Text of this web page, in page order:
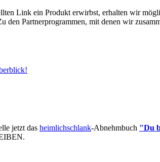
Link ein Produkt erwirbst, erhalten wir
den Partnerprogrammen, mit denen wir
jetzt das heimlichschlank-Abnehmbuch "Du